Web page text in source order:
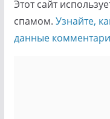
Этот сайт
спамом. Узнайте,
данные